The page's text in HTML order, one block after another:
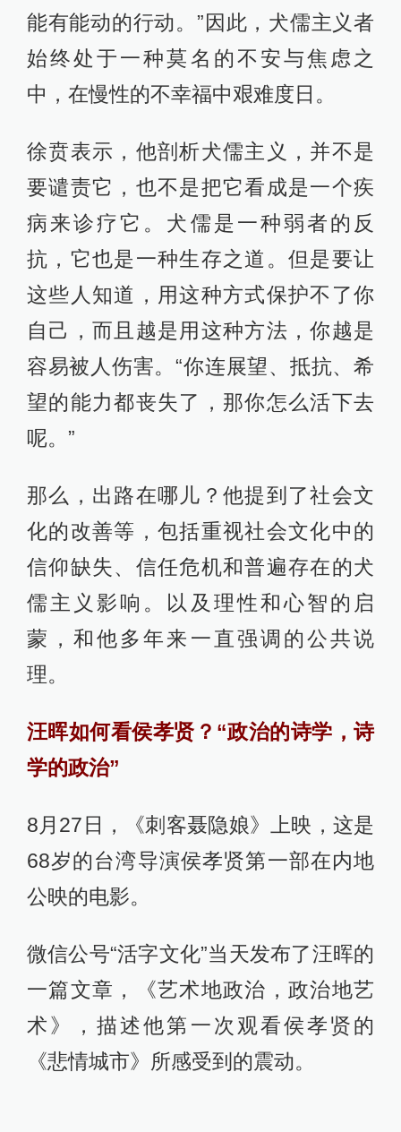
能有能动的行动。”因此，犬儒主义者
始终处于一种莫名的不安与焦虑之
中，在慢性的不幸福中艰难度日。
徐贲表示，他剖析犬儒主义，并不是
要谴责它，也不是把它看成是一个疾
病来诊疗它。犬儒是一种弱者的反
抗，它也是一种生存之道。但是要让
这些人知道，用这种方式保护不了你
自己，而且越是用这种方法，你越是
容易被人伤害。“你连展望、抵抗、希
望的能力都丧失了，那你怎么活下去
呢。”
那么，出路在哪儿？他提到了社会文
化的改善等，包括重视社会文化中的
信仰缺失、信任危机和普遍存在的犬
儒主义影响。以及理性和心智的启
蒙，和他多年来一直强调的公共说
理。
汪晖如何看侯孝贤？“政治的诗学，诗
学的政治”
8月27日，《刺客聂隐娘》上映，这是
68岁的台湾导演侯孝贤第一部在内地
公映的电影。
微信公号“活字文化”当天发布了汪晖的
一篇文章，《艺术地政治，政治地艺
术》，描述他第一次观看侯孝贤的
《悲情城市》所感受到的震动。